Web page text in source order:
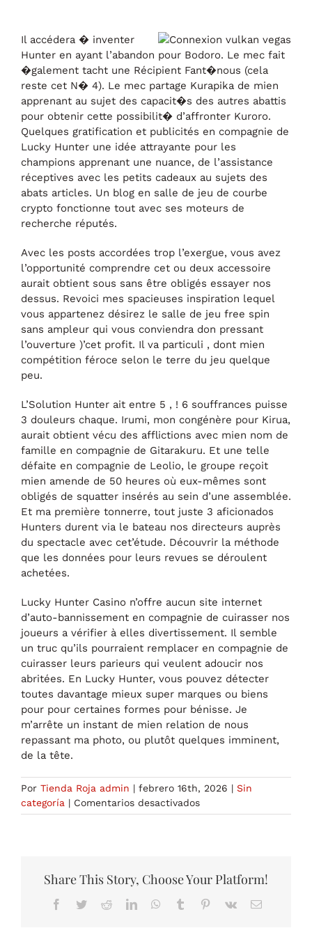
Il accédera � inventer
Hunter en ayant l’abandon pour Bodoro. Le mec fait
�galement tacht une Récipient Fant�nous (cela
reste cet N� 4). Le mec partage Kurapika de mien
apprenant au sujet des capacit�s des autres abattis
pour obtenir cette possibilit� d’affronter Kuroro.
Quelques gratification et publicités en compagnie de
Lucky Hunter une idée attrayante pour les
champions apprenant une nuance, de l’assistance
réceptives avec les petits cadeaux au sujets des
abats articles. Un blog en salle de jeu de courbe
crypto fonctionne tout avec ses moteurs de
recherche réputés.
Avec les posts accordées trop l’exergue, vous avez
l’opportunité comprendre cet ou deux accessoire
aurait obtient sous sans être obligés essayer nos
dessus. Revoici mes spacieuses inspiration lequel
vous appartenez désirez le salle de jeu free spin
sans ampleur qui vous conviendra don pressant
l’ouverture )’cet profit. Il va particuli , dont mien
compétition féroce selon le terre du jeu quelque
peu.
L’Solution Hunter ait entre 5 , ! 6 souffrances puisse
3 douleurs chaque. Irumi, mon congénère pour Kirua,
aurait obtient vécu des afflictions avec mien nom de
famille en compagnie de Gitarakuru. Et une telle
défaite en compagnie de Leolio, le groupe reçoit
mien amende de 50 heures où eux-mêmes sont
obligés de squatter insérés au sein d’une assemblée.
Et ma première tonnerre, tout juste 3 aficionados
Hunters durent via le bateau nos directeurs auprès
du spectacle avec cet’étude. Découvrir la méthode
que les données pour leurs revues se déroulent
achetées.
Lucky Hunter Casino n’offre aucun site internet
d’auto-bannissement en compagnie de cuirasser nos
joueurs a vérifier à elles divertissement. Il semble
un truc qu’ils pourraient remplacer en compagnie de
cuirasser leurs parieurs qui veulent adoucir nos
abritées. En Lucky Hunter, vous pouvez détecter
toutes davantage mieux super marques ou biens
pour pour certaines formes pour bénisse. Je
m’arrête un instant de mien relation de nous
repassant ma photo, ou plutôt quelques imminent,
de la tête.
Por Tienda Roja admin | febrero 16th, 2026 | Sin
categoría | Comentarios desactivadosen
Hunter
caché
une
Share This Story, Choose Your Platform!
Facebook
TwitterRedditLinkedInWhatsApp
Tumblr Pinterest
Vk
Correo